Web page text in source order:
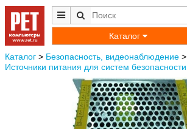
Каталог
Каталог > Безопасность, видеонаблюдение >
Источники питания для систем безопасности